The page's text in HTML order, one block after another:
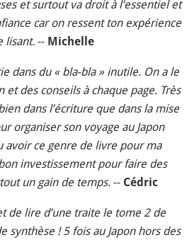
et surtout va droit à l’essentiel et
car on ressent ton expérience
lisant.-- Michelle
dans du « bla-bla » inutile. On a le
et des conseils à chaque page. Très
dans l’écriture que dans la mise
organiser son voyage au Japon
avoir ce genre de livre pour ma
investissement pour faire des
un gain de temps.-- Cédric
de lire d’une traite le tome 2 de
synthèse ! 5 fois au Japon hors des